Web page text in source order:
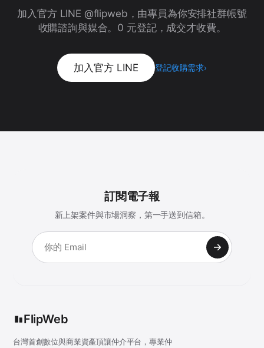
加入官方 LINE @flipweb，由專員為你安排社群帳號
收購諮詢與媒合。0 元登記，成交才收費。
加入官方 LINE 登記收購需求›
訂閱電子報
新上架案件與市場洞察，第一手送到信箱。
FlipWeb
台灣首創數位與商業資產頂讓仲介平台，專業仲